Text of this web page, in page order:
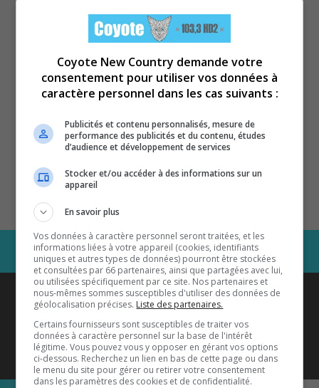
Coyote New Countryest diffusé
également sur1033 HD2
Écoutez-nous aussi sur…
Coyote New Country demande votre
consentement pour utiliser vos données à
caractère personnel dans les cas suivants :
Publicités et contenu personnalisés, mesure de
performance des publicités et du contenu, études
d’audience et développement de services
Stocker et/ou accéder à des informations sur un
appareil
En savoir plus
Vos données à caractère personnel seront traitées, et les
informations liées à votre appareil (cookies, identifiants
uniques et autres types de données) pourront être stockées
et consultées par 66 partenaires, ainsi que partagées avec lui,
ou utilisées spécifiquement par ce site. Nos partenaires et
nous-mêmes sommes susceptibles d'utiliser des données de
géolocalisation précises. Liste des partenaires.
Certains fournisseurs sont susceptibles de traiter vos
données à caractère personnel sur la base de l'intérêt
légitime. Vous pouvez vous y opposer en gérant vos options
ci-dessous. Recherchez un lien en bas de cette page ou dans
le menu du site pour gérer ou retirer votre consentement
dans les paramètres des cookies et de confidentialité.